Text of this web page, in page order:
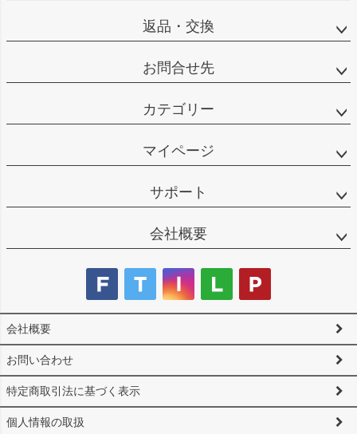
返品・交換
お問合せ先
カテゴリー
マイページ
サポート
会社概要
会社概要
お問い合わせ
特定商取引法に基づく表示
個人情報の取扱